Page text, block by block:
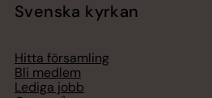
Svenska kyrkan
Hitta församling
Bli medlem
Lediga jobb